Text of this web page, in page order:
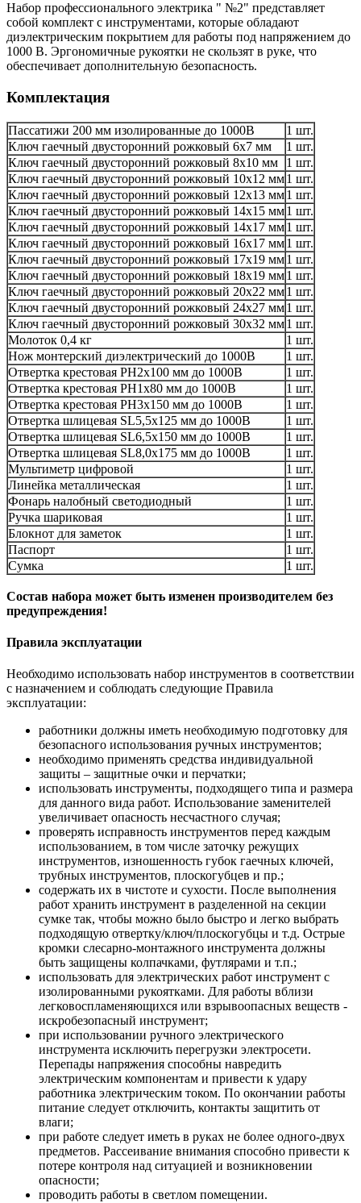
Набор профессионального электрика " №2" представляет
собой комплект с инструментами, которые обладают
диэлектрическим покрытием для работы под напряжением до
1000 В. Эргономичные рукоятки не скользят в руке, что
обеспечивает дополнительную безопасность.
Комплектация
Пассатижи 200 мм изолированные до 1000В
1 шт.
Ключ гаечный двусторонний рожковый 6х7 мм
1 шт.
Ключ гаечный двусторонний рожковый 8x10 мм
1 шт.
Ключ гаечный двусторонний рожковый 10x12 мм1 шт.
Ключ гаечный двусторонний рожковый 12х13 мм1 шт.
Ключ гаечный двусторонний рожковый 14х15 мм1 шт.
Ключ гаечный двусторонний рожковый 14х17 мм1 шт.
Ключ гаечный двусторонний рожковый 16х17 мм1 шт.
Ключ гаечный двусторонний рожковый 17x19 мм1 шт.
Ключ гаечный двусторонний рожковый 18х19 мм1 шт.
Ключ гаечный двусторонний рожковый 20х22 мм1 шт.
Ключ гаечный двусторонний рожковый 24х27 мм1 шт.
Ключ гаечный двусторонний рожковый 30х32 мм1 шт.
Молоток 0,4 кг
1 шт.
Нож монтерский диэлектрический до 1000В
1 шт.
Отвертка крестовая PH2х100 мм до 1000В
1 шт.
Отвертка крестовая PH1х80 мм до 1000В
1 шт.
Отвертка крестовая PH3х150 мм до 1000В
1 шт.
Отвертка шлицевая SL5,5x125 мм до 1000В
1 шт.
Отвертка шлицевая SL6,5x150 мм до 1000В
1 шт.
Отвертка шлицевая SL8,0х175 мм до 1000В
1 шт.
Мультиметр цифровой
1 шт.
Линейка металлическая
1 шт.
Фонарь налобный светодиодный
1 шт.
Ручка шариковая
1 шт.
Блокнот для заметок
1 шт.
Паспорт
1 шт.
Сумка
1 шт.
Состав набора может быть изменен производителем без
предупреждения!
Правила эксплуатации
Необходимо использовать набор инструментов в соответствии
с назначением и соблюдать следующие Правила
эксплуатации:
работники должны иметь необходимую подготовку для
безопасного использования ручных инструментов;
необходимо применять средства индивидуальной
защиты – защитные очки и перчатки;
использовать инструменты, подходящего типа и размера
для данного вида работ. Использование заменителей
увеличивает опасность несчастного случая;
проверять исправность инструментов перед каждым
использованием, в том числе заточку режущих
инструментов, изношенность губок гаечных ключей,
трубных инструментов, плоскогубцев и пр.;
содержать их в чистоте и сухости. После выполнения
работ хранить инструмент в разделенной на секции
сумке так, чтобы можно было быстро и легко выбрать
подходящую отвертку/ключ/плоскогубцы и т.д. Острые
кромки слесарно-монтажного инструмента должны
быть защищены колпачками, футлярами и т.п.;
использовать для электрических работ инструмент с
изолированными рукоятками. Для работы вблизи
легковоспламеняющихся или взрывоопасных веществ -
искробезопасный инструмент;
при использовании ручного электрического
инструмента исключить перегрузки электросети.
Перепады напряжения способны навредить
электрическим компонентам и привести к удару
работника электрическим током. По окончании работы
питание следует отключить, контакты защитить от
влаги;
при работе следует иметь в руках не более одного-двух
предметов. Рассеивание внимания способно привести к
потере контроля над ситуацией и возникновении
опасности;
проводить работы в светлом помещении.